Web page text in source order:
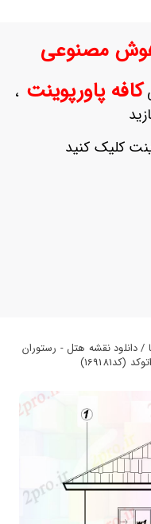
مصنوعی
کافه پاورپوینت ،
کلیک کنید
دانلود نقشه هتل - رستوران